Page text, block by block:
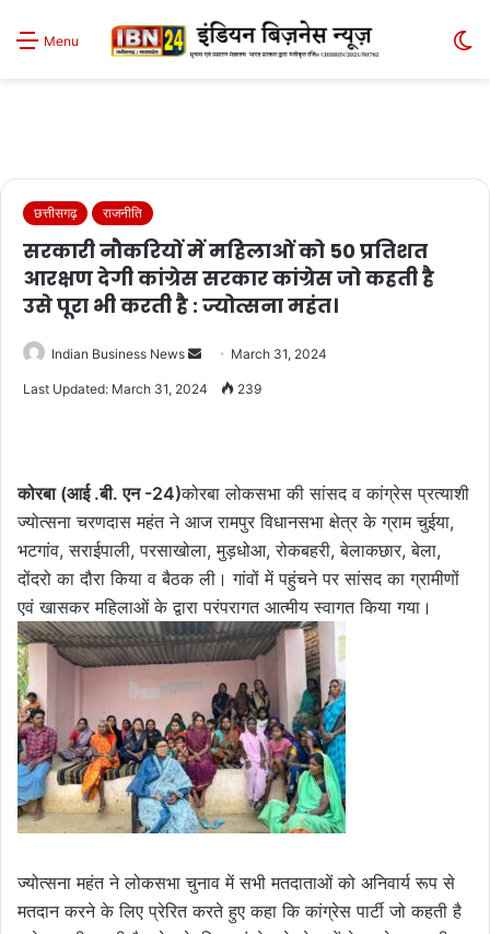
Menu
छत्तीसगढ़ राजनीति
सरकारी नौकरियों में महिलाओं को 50 प्रतिशत
आरक्षण देगी कांग्रेस सरकार कांग्रेस जो कहती है
उसे पूरा भी करती है : ज्योत्सना महंत।
Indian Business News
Send March 31, 2024
Last Updated: March 31, 2024 239
कोरबा (आई .बी. एन -24)कोरबा लोकसभा की सांसद व कांग्रेस प्रत्याशी
ज्योत्सना चरणदास महंत ने आज रामपुर विधानसभा क्षेत्र के ग्राम चुईया,
भटगांव, सराईपाली, परसाखोला, मुड़धोआ, रोकबहरी, बेलाकछार, बेला,
दोंदरो का दौरा किया व बैठक ली। गांवों में पहुंचने पर सांसद का ग्रामीणों
एवं खासकर महिलाओं के द्वारा परंपरागत आत्मीय स्वागत किया गया।
ज्योत्सना महंत ने लोकसभा चुनाव में सभी मतदाताओं को अनिवार्य रूप से
मतदान करने के लिए प्रेरित करते हुए कहा कि कांग्रेस पार्टी जो कहती है